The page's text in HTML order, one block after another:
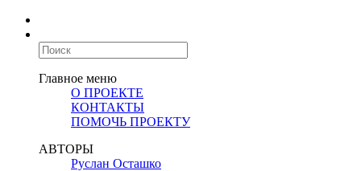
Главное меню
О ПРОЕКТЕ
КОНТАКТЫ
ПОМОЧЬ ПРОЕКТУ
АВТОРЫ
Руслан Осташко